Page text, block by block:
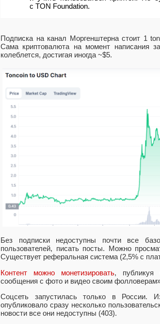
с TON Foundation.
Подписка на канал Моргенштерна стоит 1
Сама криптовалюта на момент написания
колеблется, достигая иногда ~$5.
Без подписки недоступны почти все
пользователей, писать посты. Можно
Существует реферальная система (2,5% с
Контент можно монетизировать, публикуя
сообщения с фото и видео своим
Соцсеть запустилась только в России.
опубликовало сразу несколько
новости все они недоступны (403).